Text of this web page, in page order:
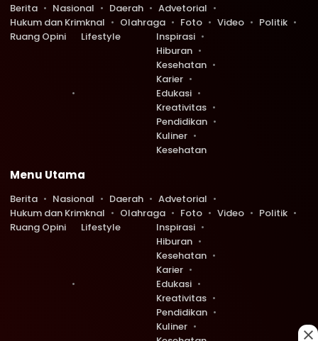
Berita Nasional Daerah
Advetorial
Hukum dan Krimknal
Olahraga Foto Video
Politik
Ruang Opini
Lifestyle
Inspirasi
Hiburan
Kesehatan
Karier
Edukasi
Kreativitas
Pendidikan
Kuliner
Kesehatan
Menu Utama
Berita Nasional Daerah
Advetorial
Hukum dan Krimknal
Olahraga Foto Video
Politik
Ruang Opini
Lifestyle
Inspirasi
Hiburan
Kesehatan
Karier
Edukasi
Kreativitas
Pendidikan
Kuliner